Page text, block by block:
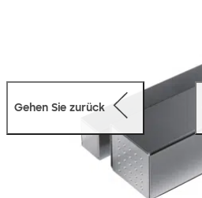
Gehen Sie zurück